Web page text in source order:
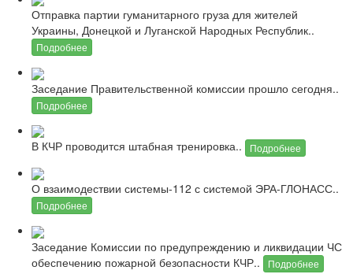
Отправка партии гуманитарного груза для жителей
Украины, Донецкой и Луганской Народных Республик..
Подробнее
Заседание Правительственной комиссии прошло сегодня..
Подробнее
В КЧР проводится штабная тренировка.. Подробнее
О взаимодествии системы-112 с системой ЭРА-ГЛОНАСС..
Подробнее
Заседание Комиссии по предупреждению и ликвидации ЧС
обеспечению пожарной безопасности КЧР..
Подробнее